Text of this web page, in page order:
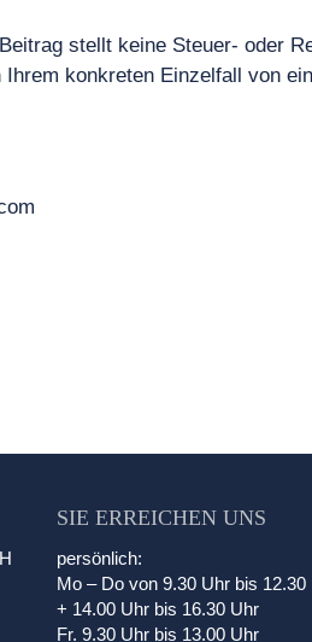
stellt keine Steuer- oder
konkreten Einzelfall von
SIE ERREICHEN UNS
persönlich:
Mo – Do von 9.30 Uhr bis 12.30
+ 14.00 Uhr bis 16.30 Uhr
Fr. 9.30 Uhr bis 13.00 Uhr